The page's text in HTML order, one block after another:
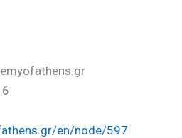
en/node/597